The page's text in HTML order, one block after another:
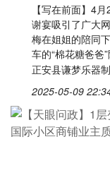
【写在前面】4
谢宴吸引了广大
梅在姐姐的陪同
车的“棉花糖爸爸
正安县谦梦乐器
2025-05-09